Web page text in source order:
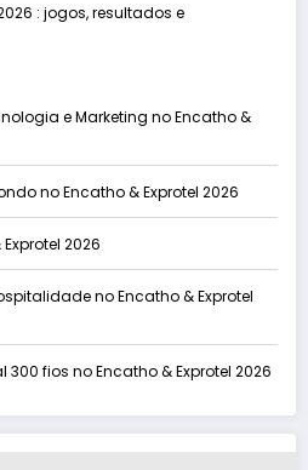
: jogos, resultados e
e Marketing no Encatho &
no Encatho & Exprotel 2026
2026
no Encatho & Exprotel
300 fios no Encatho & Exprotel 2026